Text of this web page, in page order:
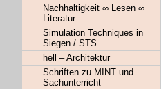
Nachhaltigkeit ∞ Lesen ∞
Literatur
Simulation Techniques in
Siegen / STS
hell – Architektur
Schriften zu MINT und
Sachunterricht